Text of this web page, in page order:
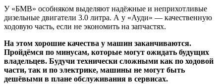
У «БМВ» особняком выделяют надёжные и неприхотливые
дизельные двигатели 3.0 литра. А у «Ауди» — качественную
ходовую часть, если не экономить на запчастях.
На этом хорошие качества у машин заканчиваются.
Пройдёмся по минусам, которые могут ожидать будущих
владельцев. Будучи технически сложными как по ходовой
части, так и по электрике, машины не могут быть
дешёвыми в плане обслуживания в сервисах.